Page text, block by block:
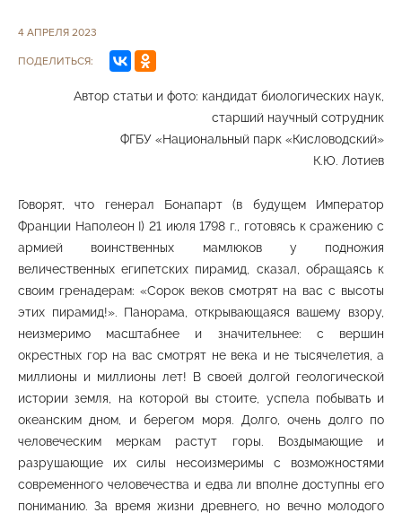
4 АПРЕЛЯ 2023
ПОДЕЛИТЬСЯ:
Автор статьи и фото: кандидат биологических наук,
старший научный сотрудник
ФГБУ «Национальный парк «Кисловодский»
К.Ю. Лотиев
Говорят, что генерал Бонапарт (в будущем Император
Франции Наполеон I) 21 июля 1798 г., готовясь к сражению с
армией воинственных мамлюков у подножия
величественных египетских пирамид, сказал, обращаясь к
своим гренадерам: «Сорок веков смотрят на вас с высоты
этих пирамид!». Панорама, открывающаяся вашему взору,
неизмеримо масштабнее и значительнее: с вершин
окрестных гор на вас смотрят не века и не тысячелетия, а
миллионы и миллионы лет! В своей долгой геологической
истории земля, на которой вы стоите, успела побывать и
океанским дном, и берегом моря. Долго, очень долго по
человеческим меркам растут горы. Воздымающие и
разрушающие их силы несоизмеримы с возможностями
современного человечества и едва ли вполне доступны его
пониманию. За время жизни древнего, но вечно молодого